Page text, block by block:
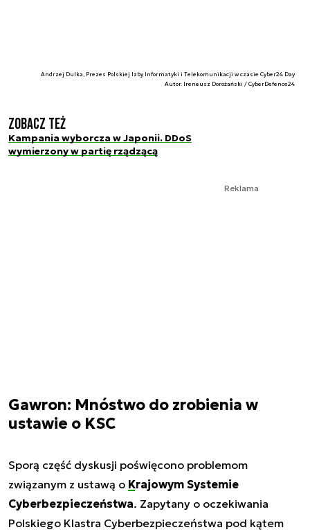
Andrzej Dulka, Prezes Polskiej Izby Informatyki i Telekomunikacji w czasie Cyber24 Day
Autor. Ireneusz Dorożański / CyberDefence24
Zobacz też
Kampania wyborcza w Japonii. DDoS
wymierzony w partię rządzącą
Reklama
Gawron: Mnóstwo do zrobienia w
ustawie o KSC
Sporą część dyskusji poświęcono problemom
związanym z ustawą o Krajowym Systemie
Cyberbezpieczeństwa. Zapytany o oczekiwania
Polskiego Klastra Cyberbezpieczeństwa pod kątem